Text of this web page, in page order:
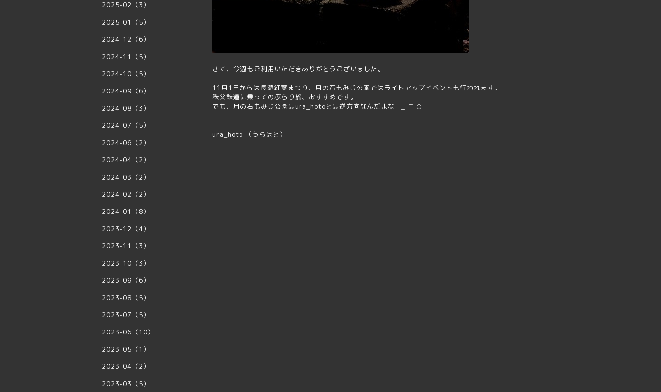
さて、今週もご利用いただきありがとうございました。
11月1日からは長瀞紅葉まつり、月の石もみじ公園ではライトアップイベントも行われます。
秩父鉄道に乗ってのぶらり旅、おすすめです。
でも、月の石もみじ公園はura_hotoとは逆方向なんだよな ＿|￣|〇
ura_hoto （うらほと）
2025-02（3）
2025-01（5）
2024-12（6）
2024-11（5）
2024-10（5）
2024-09（6）
2024-08（3）
2024-07（5）
2024-06（2）
2024-04（2）
2024-03（2）
2024-02（2）
2024-01（8）
2023-12（4）
2023-11（3）
2023-10（3）
2023-09（6）
2023-08（5）
2023-07（5）
2023-06（10）
2023-05（1）
2023-04（2）
2023-03（5）